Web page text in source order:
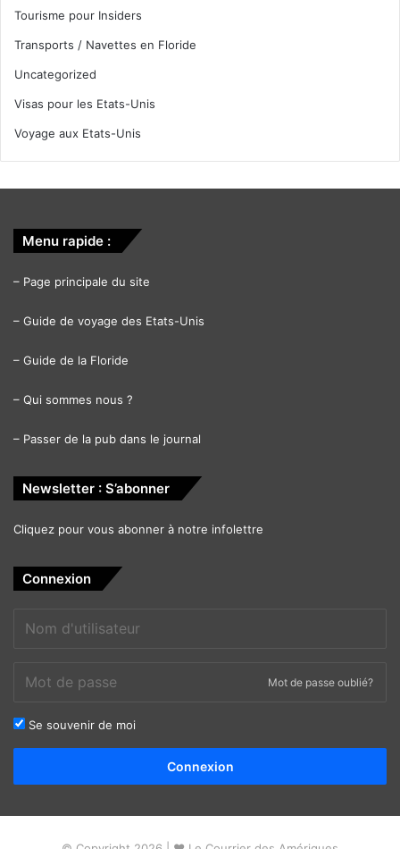
Tourisme pour Insiders
Transports / Navettes en Floride
Uncategorized
Visas pour les Etats-Unis
Voyage aux Etats-Unis
Menu rapide :
– Page principale du site
– Guide de voyage des Etats-Unis
– Guide de la Floride
– Qui sommes nous ?
– Passer de la pub dans le journal
Newsletter : S’abonner
Cliquez pour vous abonner à notre infolettre
Connexion
Mot de passe oublié?
Se souvenir de moi
Connexion